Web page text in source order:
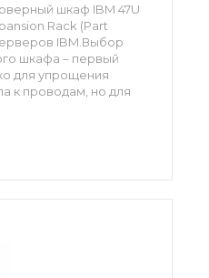
шкаф IBM 47U
Rack (Part
IBM.Выбор
шкафа – первый
для упрощения
к проводам, но для